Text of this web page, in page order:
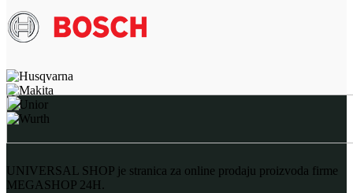
UNIVERSAL SHOP je stranica za online prodaju proizvoda firme
MEGASHOP 24H.